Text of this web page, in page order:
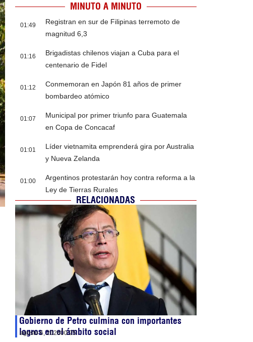
MINUTO A MINUTO
01:49
Registran en sur de Filipinas terremoto de
magnitud 6,3
01:16
Brigadistas chilenos viajan a Cuba para el
centenario de Fidel
01:12
Conmemoran en Japón 81 años de primer
bombardeo atómico
01:07
Municipal por primer triunfo para Guatemala
en Copa de Concacaf
01:01
Líder vietnamita emprenderá gira por Australia
y Nueva Zelanda
01:00
Argentinos protestarán hoy contra reforma a la
Ley de Tierras Rurales
RELACIONADAS
Gobierno de Petro culmina con importantes
logros en el ámbito social
agosto 6, 202600:25